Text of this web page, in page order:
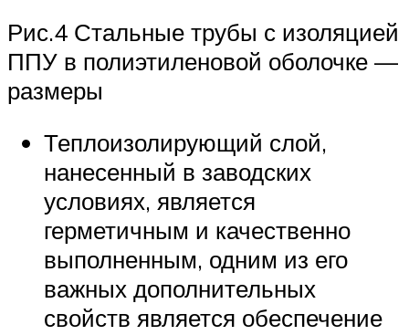
Рис.4 Стальные трубы с изоляцией
ППУ в полиэтиленовой оболочке —
размеры
Теплоизолирующий слой,
нанесенный в заводских
условиях, является
герметичным и качественно
выполненным, одним из его
важных дополнительных
свойств является обеспечение